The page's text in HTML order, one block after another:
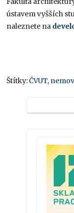
ústavem vyšších
naleznete na
Štítky:ČVUT,